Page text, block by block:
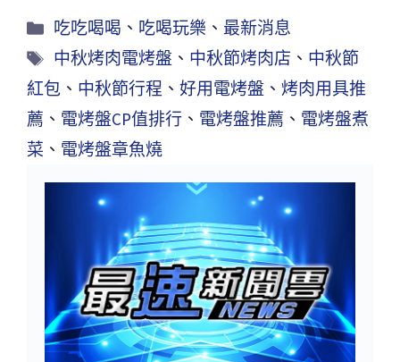
吃吃喝喝 、 吃喝玩樂 、最新消息
中秋烤肉電烤盤 、 中秋節烤肉店 、 中秋節
紅包 、 中秋節行程 、 好用電烤盤 、 烤肉用具推
薦 、 電烤盤CP值排行 、 電烤盤推薦 、 電烤盤煮
菜 、 電烤盤章魚燒